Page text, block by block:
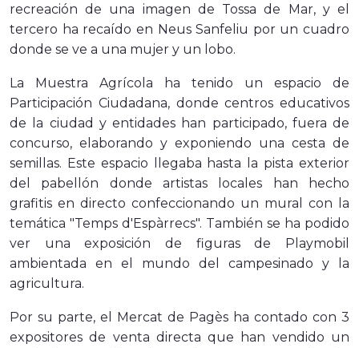
recreación de una imagen de Tossa de Mar, y el
tercero ha recaído en Neus Sanfeliu por un cuadro
donde se ve a una mujer y un lobo.
La Muestra Agrícola ha tenido un espacio de
Participación Ciudadana, donde centros educativos
de la ciudad y entidades han participado, fuera de
concurso, elaborando y exponiendo una cesta de
semillas. Este espacio llegaba hasta la pista exterior
del pabellón donde artistas locales han hecho
grafitis en directo confeccionando un mural con la
temática "Temps d'Espàrrecs". También se ha podido
ver una exposición de figuras de Playmobil
ambientada en el mundo del campesinado y la
agricultura.
Por su parte, el Mercat de Pagès ha contado con 3
expositores de venta directa que han vendido un